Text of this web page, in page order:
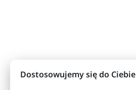
Dostosowujemy się do Ciebie